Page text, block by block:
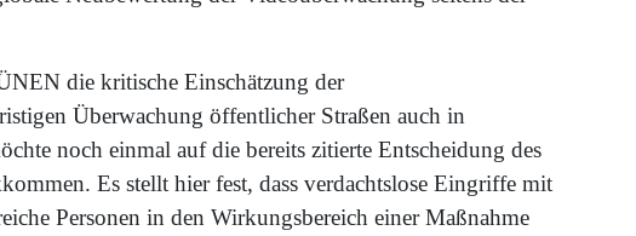
die kritische Einschätzung der
Überwachung öffentlicher Straßen auch in
noch einmal auf die bereits zitierte Entscheidung des
Es stellt hier fest, dass verdachtslose Eingriffe mit
Personen in den Wirkungsbereich einer Maßnahme